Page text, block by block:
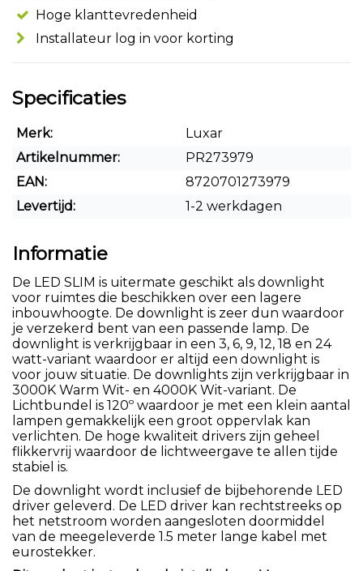
Hoge klanttevredenheid
Installateur log in voor korting
Specificaties
Merk:
Luxar
Artikelnummer:
PR273979
EAN:
8720701273979
Levertijd:
1-2 werkdagen
Informatie
De LED SLIM is uitermate geschikt als downlight
voor ruimtes die beschikken over een lagere
inbouwhoogte. De downlight is zeer dun waardoor
je verzekerd bent van een passende lamp. De
downlight is verkrijgbaar in een 3, 6, 9, 12, 18 en 24
watt-variant waardoor er altijd een downlight is
voor jouw situatie. De downlights zijn verkrijgbaar in
3000K Warm Wit- en 4000K Wit-variant. De
Lichtbundel is 120º waardoor je met een klein aantal
lampen gemakkelijk een groot oppervlak kan
verlichten. De hoge kwaliteit drivers zijn geheel
flikkervrij waardoor de lichtweergave te allen tijde
stabiel is.
De downlight wordt inclusief de bijbehorende LED
driver geleverd. De LED driver kan rechtstreeks op
het netstroom worden aangesloten doormiddel
van de meegeleverde 1.5 meter lange kabel met
eurostekker.